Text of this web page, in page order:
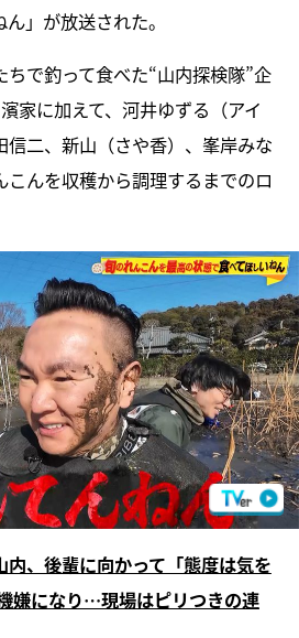
」が放送された。
で釣って食べた“山内探検隊”企
家に加えて、河井ゆずる（アイ
信二、新山（さや香）、峯岸みな
こんを収穫から調理するまでのロ
内、後輩に向かって「態度は気を
嫌になり…現場はピリつきの連